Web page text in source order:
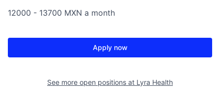
12000 - 13700 MXN a month
Apply now
See more open positions at Lyra Health